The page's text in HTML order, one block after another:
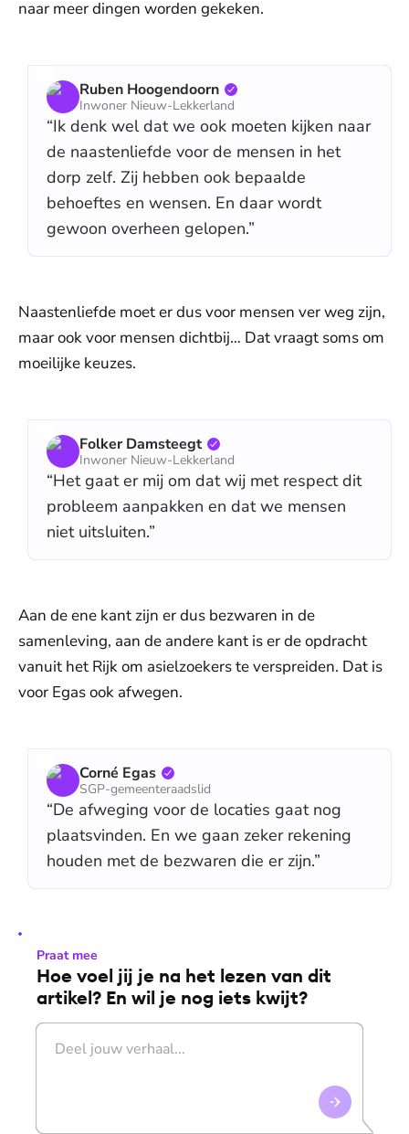
naar meer dingen worden gekeken.
Ruben Hoogendoorn
Inwoner Nieuw-Lekkerland
“Ik denk wel dat we ook moeten kijken naar
de naastenliefde voor de mensen in het
dorp zelf. Zij hebben ook bepaalde
behoeftes en wensen. En daar wordt
gewoon overheen gelopen.”
Naastenliefde moet er dus voor mensen ver weg zijn,
maar ook voor mensen dichtbij… Dat vraagt soms om
moeilijke keuzes.
Folker Damsteegt
Inwoner Nieuw-Lekkerland
“Het gaat er mij om dat wij met respect dit
probleem aanpakken en dat we mensen
niet uitsluiten.”
Aan de ene kant zijn er dus bezwaren in de
samenleving, aan de andere kant is er de opdracht
vanuit het Rijk om asielzoekers te verspreiden. Dat is
voor Egas ook afwegen.
Corné Egas
SGP-gemeenteraadslid
“De afweging voor de locaties gaat nog
plaatsvinden. En we gaan zeker rekening
houden met de bezwaren die er zijn.”
Praat mee
Hoe voel jij je na het lezen van dit
artikel? En wil je nog iets kwijt?